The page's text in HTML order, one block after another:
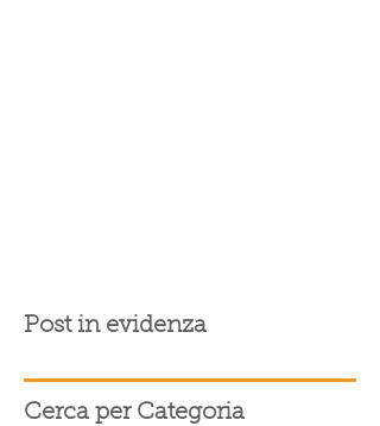
Post in evidenza
Cerca per Categoria